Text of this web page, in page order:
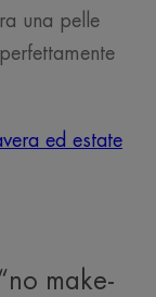
una pelle
ed estate
make-